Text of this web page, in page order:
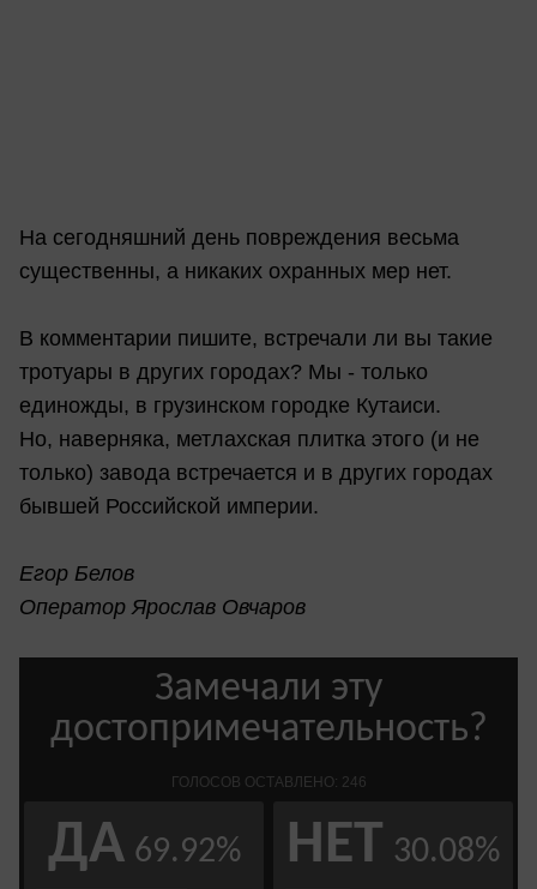
На сегодняшний день повреждения весьма
существенны, а никаких охранных мер нет.
В комментарии пишите, встречали ли вы такие
тротуары в других городах? Мы - только
единожды, в грузинском городке Кутаиси.
Но, наверняка, метлахская плитка этого (и не
только) завода встречается и в других городах
бывшей Российской империи.
Егор Белов
Оператор Ярослав Овчаров